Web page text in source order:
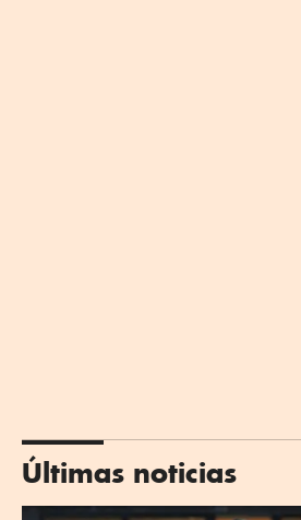
Últimas noticias